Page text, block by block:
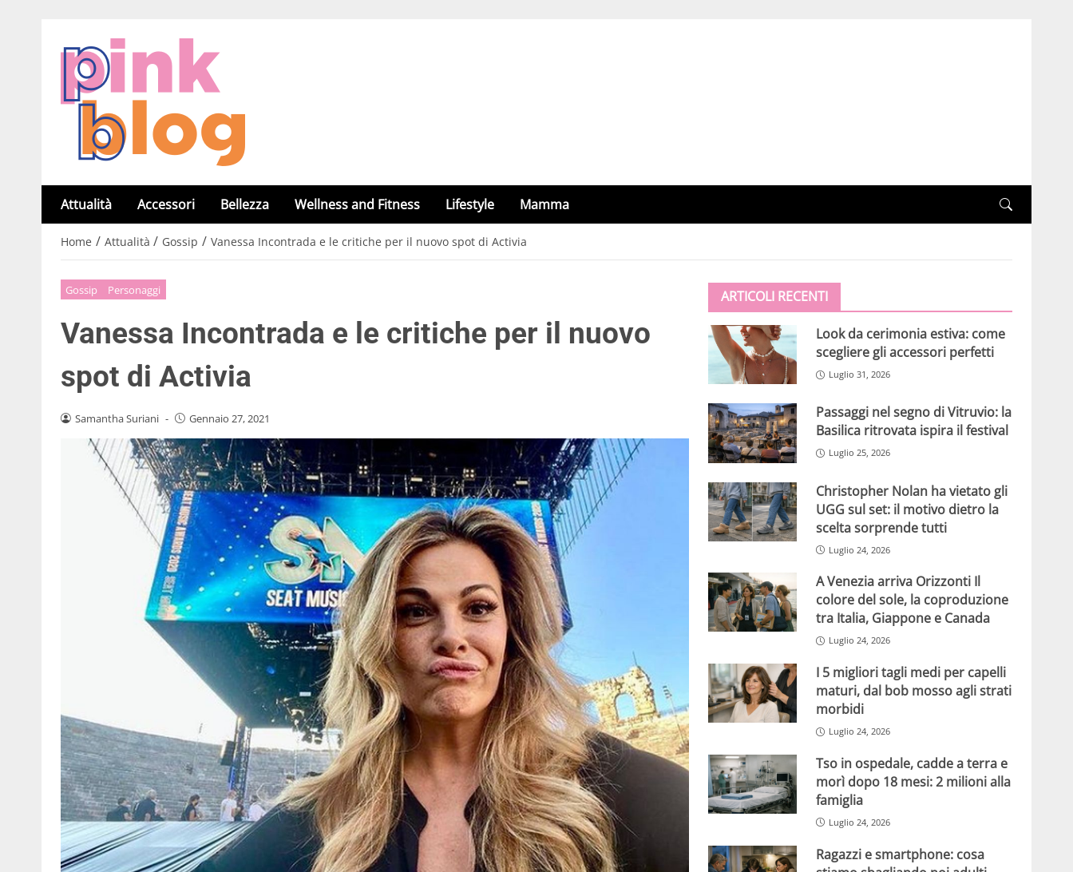
Attualità Accessori Bellezza Wellness and Fitness Lifestyle Mamma
Home / Attualità / Gossip / Vanessa Incontrada e le critiche per il nuovo spot di Activia
Gossip Personaggi
Vanessa Incontrada e le critiche per il nuovo
spot di Activia
Samantha Suriani - Gennaio 27, 2021
ARTICOLI RECENTI
Look da cerimonia estiva: come
scegliere gli accessori perfetti
Luglio 31, 2026
Passaggi nel segno di Vitruvio: la
Basilica ritrovata ispira il festival
Luglio 25, 2026
Christopher Nolan ha vietato gli
UGG sul set: il motivo dietro la
scelta sorprende tutti
Luglio 24, 2026
A Venezia arriva Orizzonti Il
colore del sole, la coproduzione
tra Italia, Giappone e Canada
Luglio 24, 2026
I 5 migliori tagli medi per capelli
maturi, dal bob mosso agli strati
morbidi
Luglio 24, 2026
Tso in ospedale, cadde a terra e
morì dopo 18 mesi: 2 milioni alla
famiglia
Luglio 24, 2026
Ragazzi e smartphone: cosa